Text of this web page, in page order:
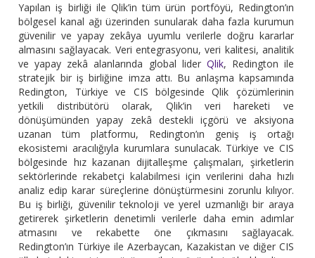
Yapılan iş birliği ile Qlik’in tüm ürün portföyü, Redington’ın
bölgesel kanal ağı üzerinden sunularak daha fazla kurumun
güvenilir ve yapay zekâya uyumlu verilerle doğru kararlar
almasını sağlayacak. Veri entegrasyonu, veri kalitesi, analitik
ve yapay zekâ alanlarında global lider Qlik, Redington ile
stratejik bir iş birliğine imza attı. Bu anlaşma kapsamında
Redington, Türkiye ve CIS bölgesinde Qlik çözümlerinin
yetkili distribütörü olarak, Qlik’in veri hareketi ve
dönüşümünden yapay zekâ destekli içgörü ve aksiyona
uzanan tüm platformu, Redington’ın geniş iş ortağı
ekosistemi aracılığıyla kurumlara sunulacak. Türkiye ve CIS
bölgesinde hız kazanan dijitalleşme çalışmaları, şirketlerin
sektörlerinde rekabetçi kalabilmesi için verilerini daha hızlı
analiz edip karar süreçlerine dönüştürmesini zorunlu kılıyor.
Bu iş birliği, güvenilir teknoloji ve yerel uzmanlığı bir araya
getirerek şirketlerin denetimli verilerle daha emin adımlar
atmasını ve rekabette öne çıkmasını sağlayacak.
Redington’ın Türkiye ile Azerbaycan, Kazakistan ve diğer CIS